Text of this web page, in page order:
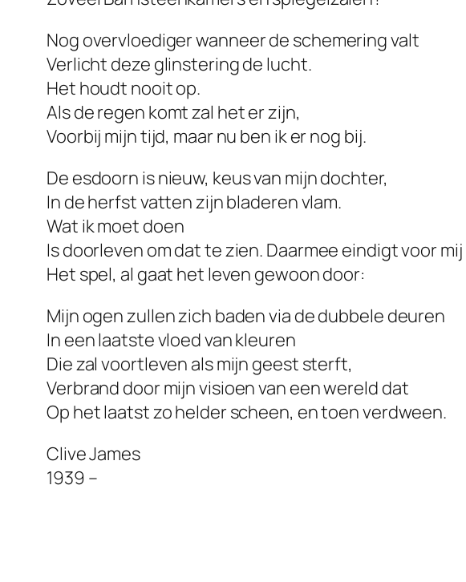
Nog overvloediger wanneer de schemering valt
Verlicht deze glinstering de lucht.
Het houdt nooit op.
Als de regen komt zal het er zijn,
Voorbij mijn tijd, maar nu ben ik er nog bij.
De esdoorn is nieuw, keus van mijn dochter,
In de herfst vatten zijn bladeren vlam.
Wat ik moet doen
Is doorleven om dat te zien. Daarmee eindigt voor mij
Het spel, al gaat het leven gewoon door:
Mijn ogen zullen zich baden via de dubbele deuren
In een laatste vloed van kleuren
Die zal voortleven als mijn geest sterft,
Verbrand door mijn visioen van een wereld dat
Op het laatst zo helder scheen, en toen verdween.
Clive James
1939 –